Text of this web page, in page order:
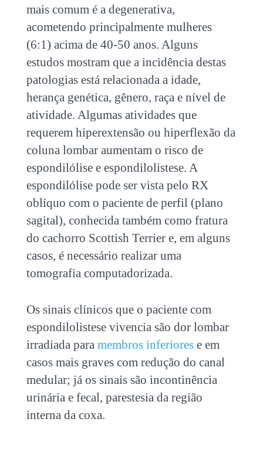
mais comum é a degenerativa,
acometendo principalmente mulheres
(6:1) acima de 40-50 anos. Alguns
estudos mostram que a incidência destas
patologias está relacionada a idade,
herança genética, gênero, raça e nível de
atividade. Algumas atividades que
requerem hiperextensão ou hiperflexão da
coluna lombar aumentam o risco de
espondilólise e espondilolistese. A
espondilólise pode ser vista pelo RX
oblíquo com o paciente de perfil (plano
sagital), conhecida também como fratura
do cachorro Scottish Terrier e, em alguns
casos, é necessário realizar uma
tomografia computadorizada.
Os sinais clínicos que o paciente com
espondilolistese vivencia são dor lombar
irradiada para membros inferiorese em
casos mais graves com redução do canal
medular; já os sinais são incontinência
urinária e fecal, parestesia da região
interna da coxa.